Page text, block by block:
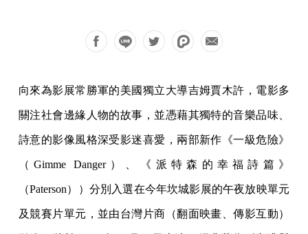
向來為影展常勝軍的美國獨立大導吉姆賈木許，電影多
關注社會邊緣人物的故事，並憑藉其獨特的音樂品味、
詩意的影像風格深受影迷喜愛，兩部新作《一級危險》
（Gimme Danger）、《派特森的幸福詩篇》
（Paterson））分別入選在今年坎城影展的午夜放映單元
及競賽片單元，並由台灣片商（翻面映畫、傳影互動）